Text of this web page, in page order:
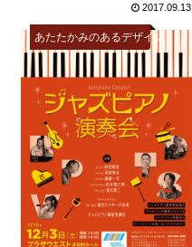
2017.09.13
あたたかみのあるデザイン